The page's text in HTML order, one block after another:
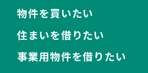
物件を買いたい
住まいを借りたい
事業用物件を借りたい